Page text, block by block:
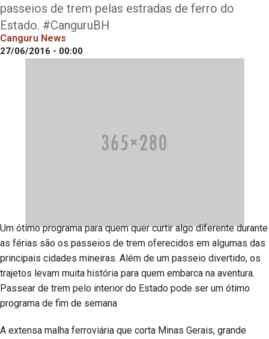
passeios de trem pelas estradas de ferro do
Estado. #CanguruBH
Canguru News
27/06/2016 - 00:00
Um ótimo programa para quem quer curtir algo diferente durante
as férias são os passeios de trem oferecidos em algumas das
principais cidades mineiras. Além de um passeio divertido, os
trajetos levam muita história para quem embarca na aventura.
Passear de trem pelo interior do Estado pode ser um ótimo
programa de fim de semana
A extensa malha ferroviária que corta Minas Gerais, grande